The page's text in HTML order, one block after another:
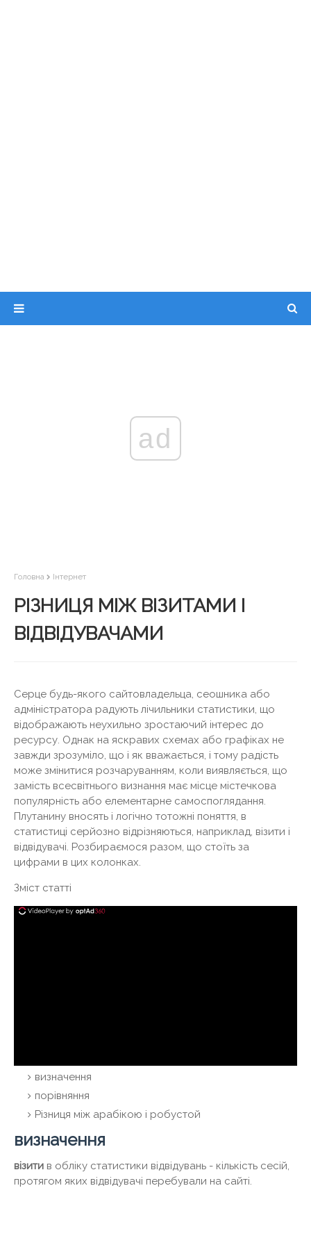
ad
Головна Інтернет
РІЗНИЦЯ МІЖ ВІЗИТАМИ І
ВІДВІДУВАЧАМИ
Серце будь-якого сайтовладельца, сеошника або
адміністратора радують лічильники статистики, що
відображають неухильно зростаючий інтерес до
ресурсу. Однак на яскравих схемах або графіках не
завжди зрозуміло, що і як вважається, і тому радість
може змінитися розчаруванням, коли виявляється, що
замість всесвітнього визнання має місце містечкова
популярність або елементарне самоспоглядання.
Плутанину вносять і логічно тотожні поняття, в
статистиці серйозно відрізняються, наприклад, візити і
відвідувачі. Розбираємося разом, що стоїть за
цифрами в цих колонках.
Зміст статті
визначення
порівняння
Різниця між арабікою і робустой
визначення
візити в обліку статистики відвідувань - кількість сесій,
протягом яких відвідувачі перебували на сайті.